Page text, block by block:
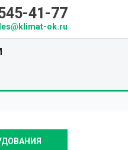
41-77
ok.ru